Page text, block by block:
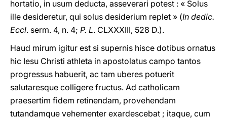
hortatio, in usum deducta, asseverari potest : « Solus
ille desideretur, qui solus desiderium replet » (In dedic.
Eccl. serm. 4, n. 4; P. L. CLXXXIII, 528 D.).
Haud mirum igitur est si supernis hisce dotibus ornatus
hic Iesu Christi athleta in apostolatus campo tantos
progressus habuerit, ac tam uberes potuerit
salutaresque colligere fructus. Ad catholicam
praesertim fidem retinendam, provehendam
tutandamque vehementer exardescebat ; itaque, cum